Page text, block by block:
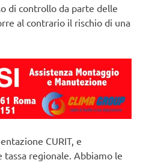
di controllo da parte delle
al contrario il rischio di una
CURIT, e
regionale. Abbiamo le